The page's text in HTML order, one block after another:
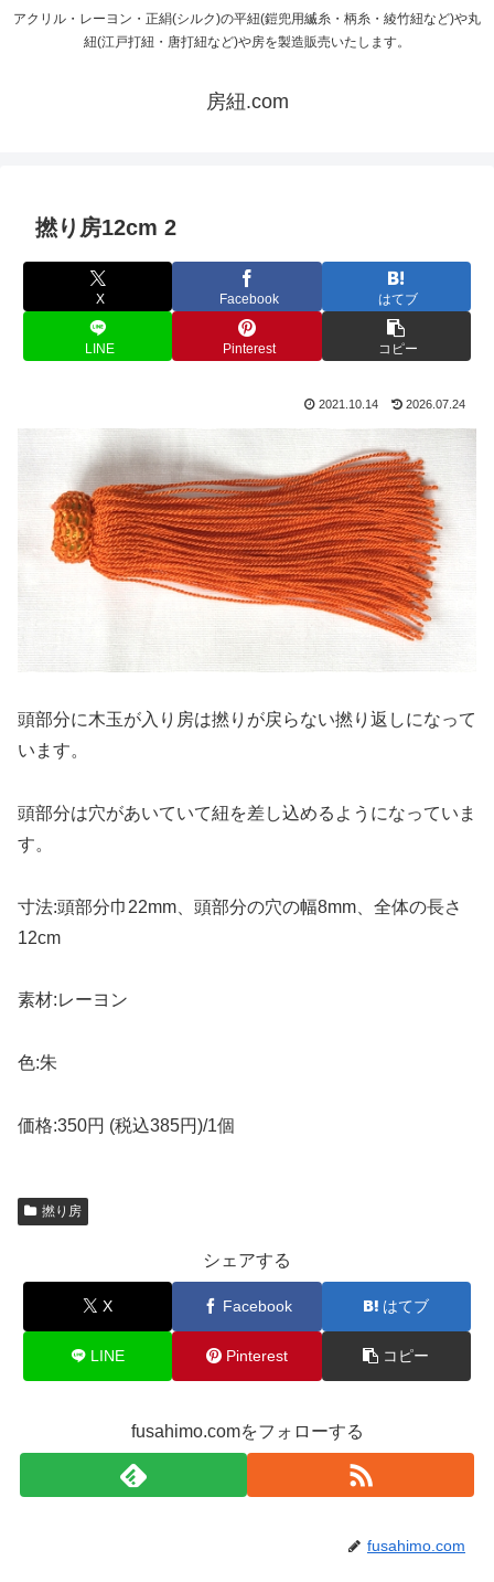
アクリル・レーヨン・正絹(シルク)の平紐(鎧兜用縅糸・柄糸・綾竹紐など)や丸
紐(江戸打紐・唐打紐など)や房を製造販売いたします。
房紐.com
撚り房12cm 2
X Facebook はてブ
LINE Pinterest コピー
2021.10.14 2026.07.24
頭部分に木玉が入り房は撚りが戻らない撚り返しになって
います。
頭部分は穴があいていて紐を差し込めるようになっていま
す。
寸法:頭部分巾22mm、頭部分の穴の幅8mm、全体の長さ
12cm
素材:レーヨン
色:朱
価格:350円 (税込385円)/1個
撚り房
シェアする
X Facebook はてブ
LINE Pinterest コピー
fusahimo.comをフォローする
fusahimo.com